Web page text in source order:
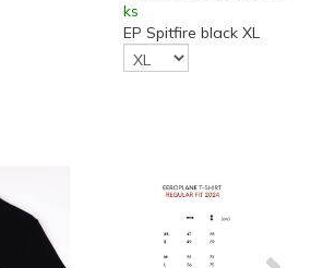
ks
EP Spitfire black XL